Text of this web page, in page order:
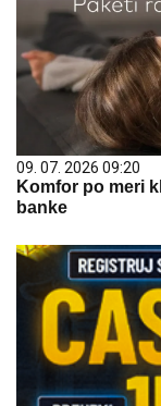
09. 07. 2026 09:20
Komfor po meri
banke